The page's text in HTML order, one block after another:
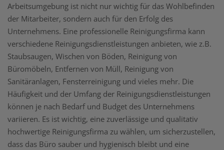
Arbeitsumgebung ist nicht nur wichtig für das Wohlbefinden
der Mitarbeiter, sondern auch für den Erfolg des
Unternehmens. Eine professionelle Reinigungsfirma kann
verschiedene Reinigungsdienstleistungen anbieten, wie z.B.
Staubsaugen, Wischen von Böden, Reinigung von
Büromöbeln, Entfernen von Müll, Reinigung von
Sanitäranlagen, Fensterreinigung und vieles mehr. Die
Häufigkeit und der Umfang der Reinigungsdienstleistungen
können je nach Bedarf und Budget des Unternehmens
variieren. Es ist wichtig, eine zuverlässige und qualitativ
hochwertige Reinigungsfirma zu wählen, um sicherzustellen,
dass das Büro sauber und hygienisch bleibt und eine